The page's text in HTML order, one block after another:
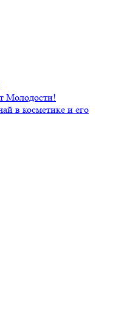
Молодости!
в косметике и его